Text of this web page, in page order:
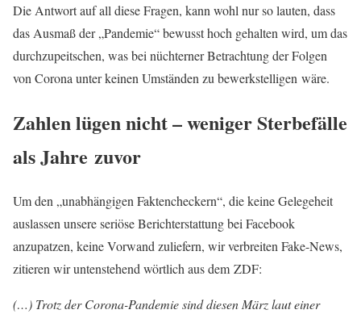
Die Antwort auf all diese Fragen, kann wohl nur so lauten, dass
das Ausmaß der „Pandemie“ bewusst hoch gehalten wird, um das
durchzupeitschen, was bei nüchterner Betrachtung der Folgen
von Corona unter keinen Umständen zu bewerkstelligen wäre.
Zahlen lügen nicht – weniger Sterbefälle
als Jahre zuvor
Um den „unabhängigen Faktencheckern“, die keine Gelegeheit
auslassen unsere seriöse Berichterstattung bei Facebook
anzupatzen, keine Vorwand zuliefern, wir verbreiten Fake-News,
zitieren wir untenstehend wörtlich aus dem ZDF:
(…) Trotz der Corona-Pandemie sind diesen März laut einer